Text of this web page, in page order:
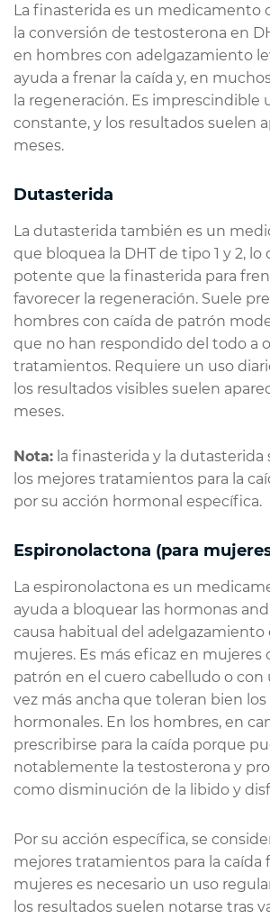
La finasterida es un medicamento
la conversión de testosterona en
en hombres con adelgazamiento
ayuda a frenar la caída y, en
la regeneración. Es imprescindible
constante, y los resultados suelen
meses.
Dutasterida
La dutasterida también es un
que bloquea la DHT de tipo 1 y 2, lo
potente que la finasterida para
favorecer la regeneración. Suele
hombres con caída de patrón
que no han respondido del todo a
tratamientos. Requiere un uso
los resultados visibles suelen
meses.
Nota: la finasterida y la dutasterida
los mejores tratamientos para la
por su acción hormonal específica.
Espironolactona (para
La espironolactona es un
ayuda a bloquear las hormonas
causa habitual del adelgazamiento
mujeres. Es más eficaz en mujeres
patrón en el cuero cabelludo o con
vez más ancha que toleran bien
hormonales. En los hombres, en
prescribirse para la caída porque
notablemente la testosterona y
como disminución de la libido y
Por su acción específica, se
mejores tratamientos para la caída
mujeres es necesario un uso
los resultados suelen notarse tras